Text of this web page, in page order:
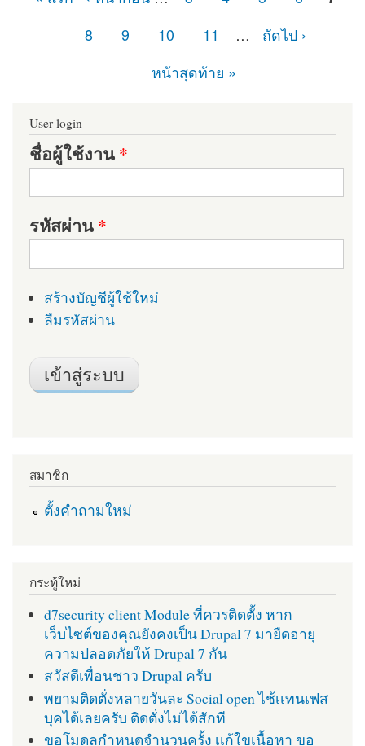
8
9 10 11 …
ถัดไป ›
หน้าสุดท้าย »
User login
ชื่อผู้ใช้งาน*
รหัสผ่าน*
สร้างบัญชีผู้ใช้ใหม่
ลืมรหัสผ่าน
สมาชิก
ตั้งคำถามใหม่
กระทู้ใหม่
d7security client Module ที่ควรติดตั้ง หาก
เว็บไซต์ของคุณยังคงเป็น Drupal 7 มายืดอายุ
ความปลอดภัยให้ Drupal 7 กัน
สวัสดีเพื่อนชาว Drupal ครับ
พยามติดตั่งหลายวันละ Social open ไช้เเทนเฟส
บุคได้เลยครับ ติดตั่งไม่ได้สักที
ขอโมดูลกำหนดจำนวนครั้ง เเก้ใขเนื้อหา ขอ